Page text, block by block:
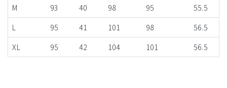
M
93 40 98 95
55.5
L
95 41 101 98
56.5
XL
95 42 104 101 56.5